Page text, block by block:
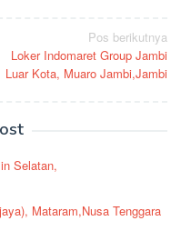
Pos berikutnya
Loker Indomaret Group Jambi
Luar Kota, Muaro Jambi,Jambi
Selatan,
Mataram,Nusa Tenggara